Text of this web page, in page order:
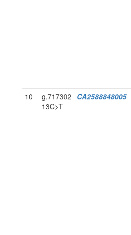
10
g.717302
13C>T
CA2588848005